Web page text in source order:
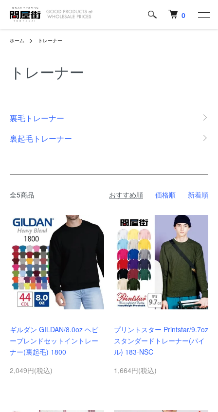
0
ホーム トレーナー
トレーナー
裏毛トレーナー
裏起毛トレーナー
全5商品 おすすめ順 価格順 新着順
ギルダン GILDAN/8.0oz ヘビ
ーブレンドセットイントレー
ナー(裏起毛) 1800
2,049円(税込)
プリントスター Printstar/9.7oz
スタンダードトレーナー(パイ
ル) 183-NSC
1,664円(税込)